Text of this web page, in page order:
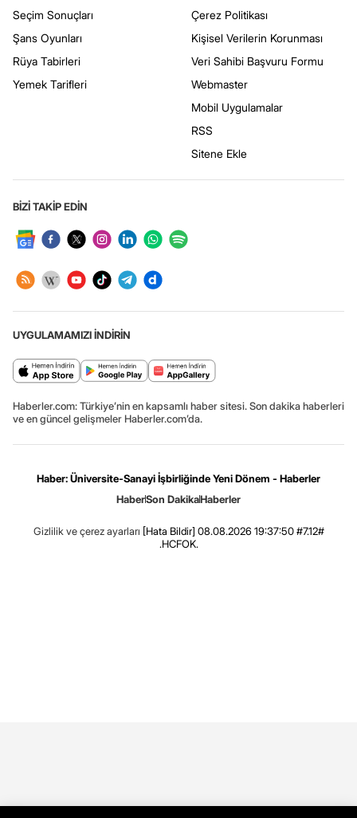
Seçim Sonuçları
Şans Oyunları
Rüya Tabirleri
Yemek Tarifleri
Çerez Politikası
Kişisel Verilerin Korunması
Veri Sahibi Başvuru Formu
Webmaster
Mobil Uygulamalar
RSS
Sitene Ekle
BİZİ TAKİP EDİN
UYGULAMAMIZI İNDİRİN
Haberler.com: Türkiye’nin en kapsamlı haber sitesi. Son dakika haberleri
ve en güncel gelişmeler Haberler.com’da.
Haber: Üniversite-Sanayi İşbirliğinde Yeni Dönem - Haberler
HaberSon DakikaHaberler
Gizlilik ve çerez ayarları [Hata Bildir] 08.08.2026 19:37:50 #7.12#
.HCFOK.